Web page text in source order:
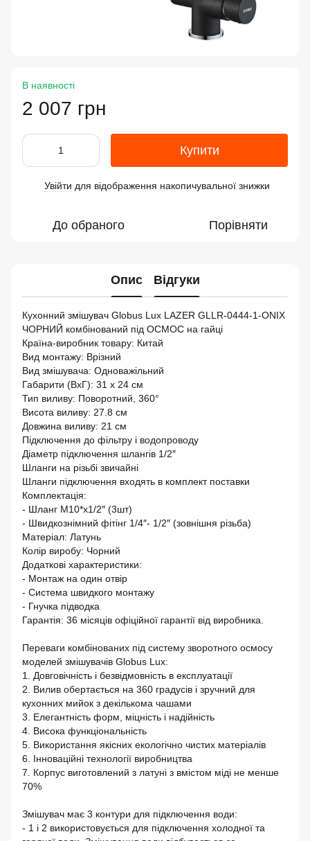
В наявності
2 007 грн
Купити
Увійти для відображення накопичувальної знижки
До обраного Порівняти
Опис Відгуки
Кухонний змішувач Globus Lux LAZER GLLR-0444-1-ONIX
ЧОРНИЙ комбінований під ОСМОС на гайці
Країна-виробник товару: Китай
Вид монтажу: Врізний
Вид змішувача: Одноважільний
Габарити (ВхГ): 31 х 24 см
Тип виливу: Поворотний, 360°
Висота виливу: 27.8 см
Довжина виливу: 21 см
Підключення до фільтру і водопроводу
Діаметр підключення шлангів 1/2″
Шланги на різьбі звичайні
Шланги підключення входять в комплект поставки
Комплектація:
- Шланг М10*х1/2″ (3шт)
- Швидкознімний фітінг 1/4″- 1/2″ (зовнішня різьба)
Матеріал: Латунь
Колір виробу: Чорний
Додаткові характеристики:
- Монтаж на один отвір
- Система швидкого монтажу
- Гнучка підводка
Гарантія: 36 місяців офіційної гарантії від виробника.
Переваги комбінованих під систему зворотного осмосу
моделей змішувачів Globus Lux:
1. Довговічність і безвідмовність в експлуатації
2. Вилив обертається на 360 градусів і зручний для
кухонних мийок з декількома чашами
3. Елегантність форм, міцність і надійність
4. Висока функціональність
5. Використання якісних екологічно чистих матеріалів
6. Інноваційні технології виробництва
7. Корпус виготовлений з латуні з вмістом міді не менше
70%
Змішувач має 3 контури для підключення води:
- 1 і 2 використовується для підключення холодної та